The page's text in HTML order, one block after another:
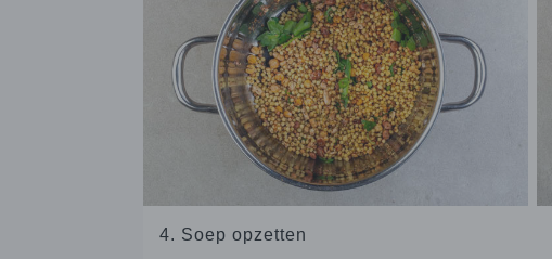
4. Soep opzetten